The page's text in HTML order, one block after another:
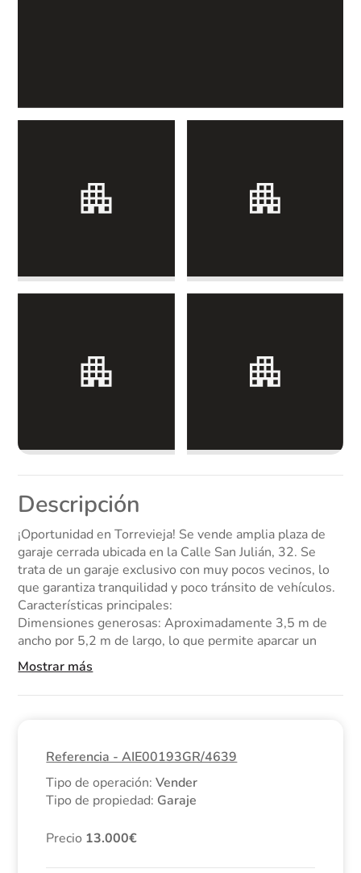
Descripción
¡Oportunidad en Torrevieja! Se vende amplia plaza de
garaje cerrada ubicada en la Calle San Julián, 32. Se
trata de un garaje exclusivo con muy pocos vecinos, lo
que garantiza tranquilidad y poco tránsito de vehículos.
Características principales:
Dimensiones generosas: Aproximadamente 3,5 m de
ancho por 5,2 m de largo, lo que permite aparcar un
coche grande y aún disponer de espacio lateral para
estanterías, motos o bicicletas.
Privacidad y Seguridad: Al ser un box cerrado, es
Fácil acceso: Cuenta con una rampa de acceso muy
sencilla y cómoda de maniobrar, evitando giros
complicados.
Mantenimiento sencillo: Tanto la puerta principal del
manual, lo que reduce a cero las averías y mantiene los
Mostrar más
Referencia - AIE00193GR/4639
Tipo de operación: Vender
Tipo de propiedad: Garaje
Precio 13.000